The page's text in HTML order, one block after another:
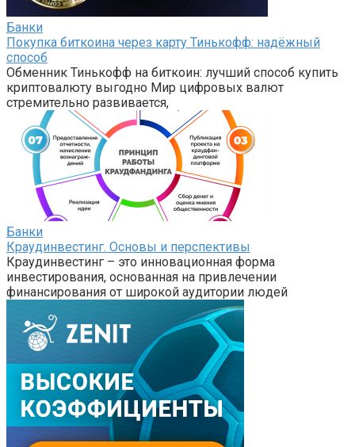
Банки
Покупка биткоина через карту Тинькофф: надёжный
способ
Обменник Тинькофф на биткоин: лучший способ купить
криптовалюту выгодно Мир цифровых валют
стремительно развивается,
Банки
Краудинвестинг. Основы и перспективы
Краудинвестинг – это инновационная форма
инвестирования, основанная на привлечении
финансирования от широкой аудитории людей